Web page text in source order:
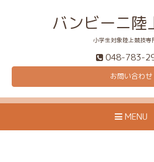
バンビーニ陸
小学生対象陸上競技専
048-783-
お問い合わせ
MENU